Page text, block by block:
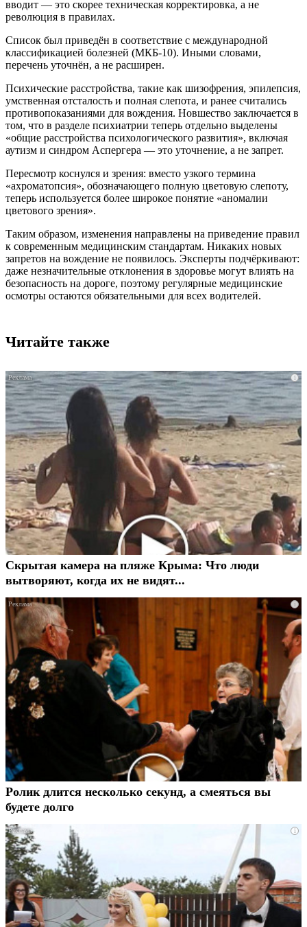
вводит — это скорее техническая корректировка, а не
революция в правилах.
Список был приведён в соответствие с международной
классификацией болезней (МКБ-10). Иными словами,
перечень уточнён, а не расширен.
Психические расстройства, такие как шизофрения, эпилепсия,
умственная отсталость и полная слепота, и ранее считались
противопоказаниями для вождения. Новшество заключается в
том, что в разделе психиатрии теперь отдельно выделены
«общие расстройства психологического развития», включая
аутизм и синдром Аспергера — это уточнение, а не запрет.
Пересмотр коснулся и зрения: вместо узкого термина
«ахроматопсия», обозначающего полную цветовую слепоту,
теперь используется более широкое понятие «аномалии
цветового зрения».
Таким образом, изменения направлены на приведение правил
к современным медицинским стандартам. Никаких новых
запретов на вождение не появилось. Эксперты подчёркивают:
даже незначительные отклонения в здоровье могут влиять на
безопасность на дороге, поэтому регулярные медицинские
осмотры остаются обязательными для всех водителей.
Читайте также
i
Скрытая камера на пляже Крыма: Что люди
вытворяют, когда их не видят...
i
Ролик длится несколько секунд, а смеяться вы
будете долго
i